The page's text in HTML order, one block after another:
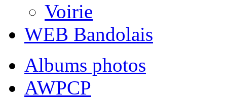
Voirie
WEB Bandolais
Albums photos
AWPCP